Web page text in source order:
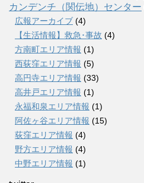
カンデンチ（関伝地）センター
広報アーカイブ (4)
【生活情報】救急･事故 (4)
方南町エリア情報 (1)
西荻窪エリア情報 (5)
高円寺エリア情報 (33)
高井戸エリア情報 (1)
永福和泉エリア情報 (1)
阿佐ヶ谷エリア情報 (15)
荻窪エリア情報 (4)
野方エリア情報 (4)
中野エリア情報 (1)